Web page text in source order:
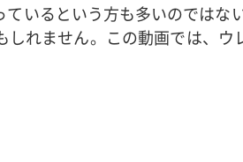
いるという方も多いのではな
れません。この動画では、